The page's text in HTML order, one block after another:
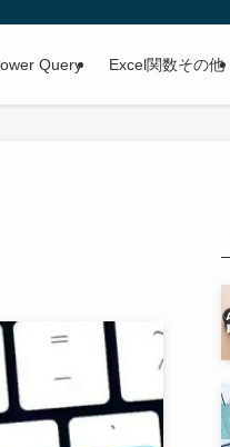
Query Excel関数その他